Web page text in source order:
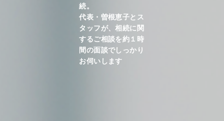
続。
代表・曽根恵子とス
タッフが、相続に関
するご相談を約１時
間の面談でしっかり
お伺いします